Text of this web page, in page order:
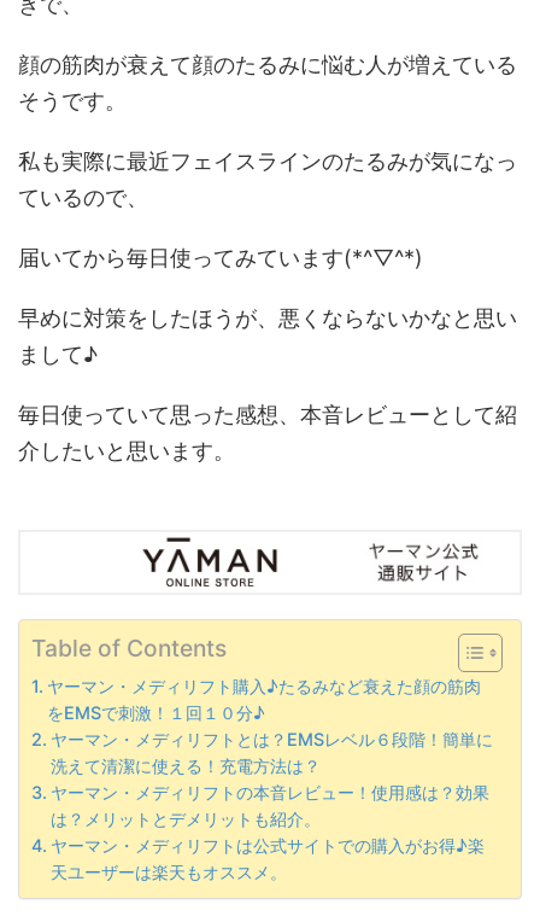
顔の筋肉が衰えて顔のたるみに悩む人が増えている
そうです。
私も実際に最近フェイスラインのたるみが気になっ
ているので、
届いてから毎日使ってみています(*^▽^*)
早めに対策をしたほうが、悪くならないかなと思い
まして♪
毎日使っていて思った感想、本音レビューとして紹
介したいと思います。
Table of Contents
ヤーマン・メディリフト購入♪たるみなど衰えた顔の筋肉
をEMSで刺激！１回１０分♪
ヤーマン・メディリフトとは？EMSレベル６段階！簡単に
洗えて清潔に使える！充電方法は？
ヤーマン・メディリフトの本音レビュー！使用感は？効果
は？メリットとデメリットも紹介。
ヤーマン・メディリフトは公式サイトでの購入がお得♪楽
天ユーザーは楽天もオススメ。